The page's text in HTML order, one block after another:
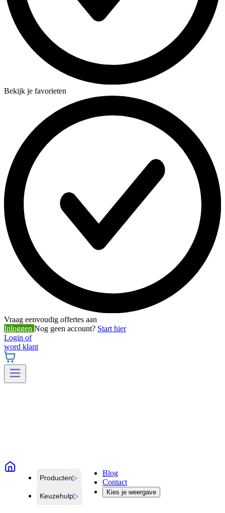
Bekijk je favorieten
Vraag eenvoudig offertes aan
Inloggen Nog geen account? Start hier
Login of
word klant
Producten
Keuzehulp
Blog
Contact
Kies je weergave